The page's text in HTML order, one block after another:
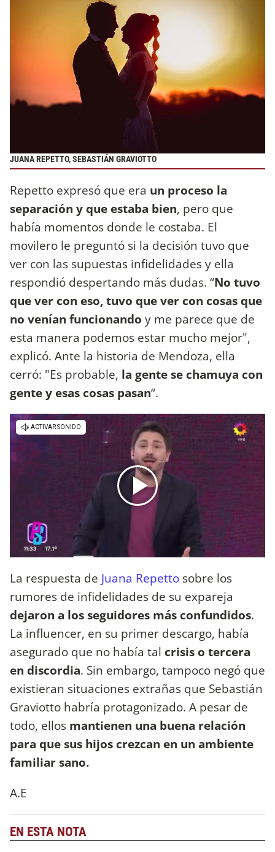
JUANA REPETTO, SEBASTIÁN GRAVIOTTO
Repetto expresó que era un proceso la
separación y que estaba bien, pero que
había momentos donde le costaba. El
movilero le preguntó si la decisión tuvo que
ver con las supuestas infidelidades y ella
respondió despertando más dudas. “No tuvo
que ver con eso, tuvo que ver con cosas que
no venían funcionando y me parece que de
esta manera podemos estar mucho mejor",
explicó. Ante la historia de Mendoza, ella
cerró: "Es probable, la gente se chamuya con
gente y esas cosas pasan“.
La respuesta de Juana Repetto sobre los
rumores de infidelidades de su expareja
dejaron a los seguidores más confundidos.
La influencer, en su primer descargo, había
asegurado que no había tal crisis o tercera
en discordia. Sin embargo, tampoco negó que
existieran situaciones extrañas que Sebastián
Graviotto habría protagonizado. A pesar de
todo, ellos mantienen una buena relación
para que sus hijos crezcan en un ambiente
familiar sano.
A.E
EN ESTA NOTA